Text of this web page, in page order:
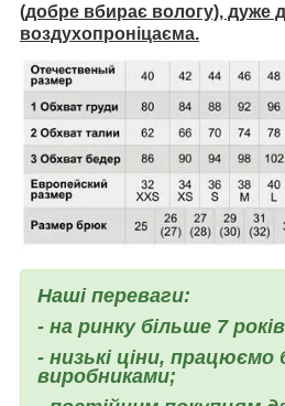
(добре вбирає вологу), дуже
воздухопроніцаєма.
Наші переваги:
- на ринку більше 7
- низькі ціни, працюємо
виробниками;